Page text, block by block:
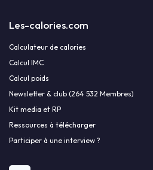
Les-calories.com
Calculateur de calories
Calcul IMC
Calcul poids
Newsletter & club (264 532 Membres)
Kit media et RP
Ressources à télécharger
Participer à une interview ?